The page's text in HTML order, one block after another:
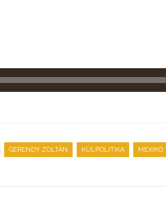
, GERENDY ZOLTÁN , KÜLPOLITIKA , MEXIKÓ